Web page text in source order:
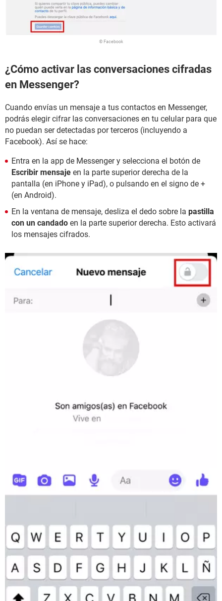
© Facebook
¿Cómo activar las conversaciones cifradas
en Messenger?
Cuando envías un mensaje a tus contactos en Messenger,
podrás elegir cifrar las conversaciones en tu celular para que
no puedan ser detectadas por terceros (incluyendo a
Facebook). Así se hace:
Entra en la app de Messenger y selecciona el botón de
Escribir mensaje en la parte superior derecha de la
pantalla (en iPhone y iPad), o pulsando en el signo de +
(en Android).
En la ventana de mensaje, desliza el dedo sobre la pastilla
con un candado en la parte superior derecha. Esto activará
los mensajes cifrados.